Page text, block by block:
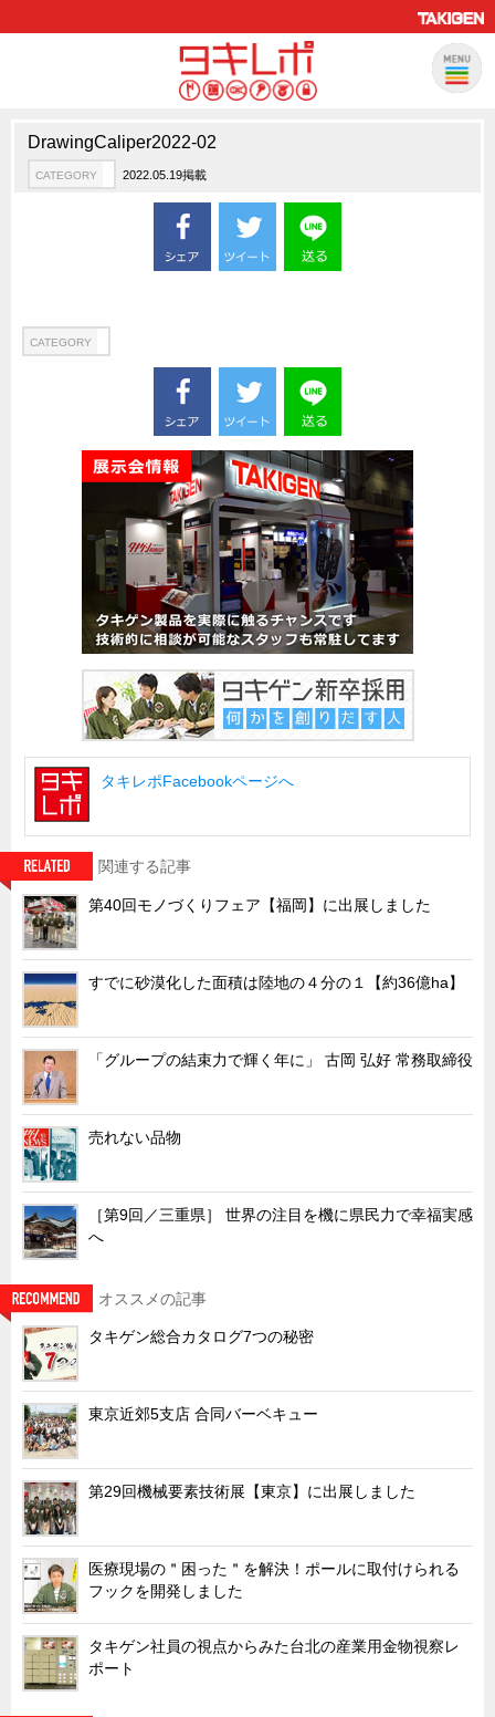
CATEGORY
新製品ロケットニュース
ハイセキュリティ錠前TAKシリーズ
CFRP（炭素繊維強化プラスチック）
ソリューション
試作・特注品の事例集
SDGs配慮・脱炭素
省力化製品
配電盤・分電盤・キュービクル
医療・福祉・介護関連
ロボット・自動化装置関連
二次電池関連
EV・PHEV充電器関連
再生可能エネルギー
農業関連
半導体製造装置関連
共同溝・無電柱化関連
サーバーラック・エンクロジャー
特装車・バス・トラック関連
フリーザー・フードマシナリー関連
自動販売機・自動改札機関連
鉄道車両・駅舎関連
CATEGORY
営業、丸ごとフカボリ
新製品開発最前線
Before After
隠れた名品
旬の野菜とタキゲン製品
PICK UP NEWS
ポンチ絵の基礎と描き方
図面の見方・書き方
キャビネット工業会規格「CA300」集中講義
ズバッとお悩み解決 テクニカル Q and A
瀧源点回帰
光る技術！未来へのモノづくり
ちょっとユニークなお客様
ビジサスニュース
ECOLOGY NEWS SCRAMBLE
DrawingCaliper2022-02
CATEGORY 2022.05.19掲載
CATEGORY
タキレポFacebookページへ
関連する記事
第40回モノづくりフェア【福岡】に出展しました
すでに砂漠化した面積は陸地の４分の１【約36億ha】
「グループの結束力で輝く年に」 古岡 弘好 常務取締役
売れない品物
［第9回／三重県］ 世界の注目を機に県民力で幸福実感
へ
オススメの記事
タキゲン総合カタログ7つの秘密
東京近郊5支店 合同バーベキュー
第29回機械要素技術展【東京】に出展しました
医療現場の＂困った＂を解決！ポールに取付けられる
フックを開発しました
タキゲン社員の視点からみた台北の産業用金物視察レ
ポート